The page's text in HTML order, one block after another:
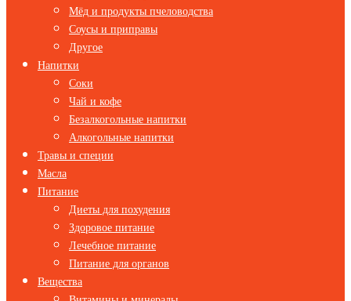
Мёд и продукты пчеловодства
Соусы и приправы
Другое
Напитки
Соки
Чай и кофе
Безалкогольные напитки
Алкогольные напитки
Травы и специи
Масла
Питание
Диеты для похудения
Здоровое питание
Лечебное питание
Питание для органов
Вещества